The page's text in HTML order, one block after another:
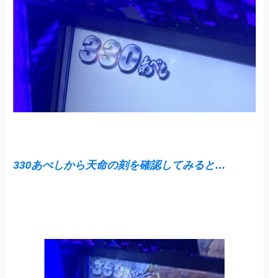
330あべしから天命の刻を確認してみると…